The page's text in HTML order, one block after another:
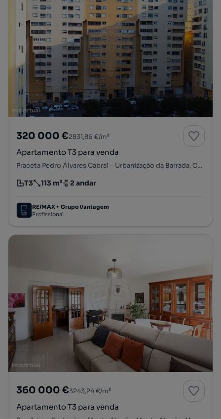
320 000 €2831,86 €/m²
Apartamento T3 para venda
Praceta Pedro Álvares Cabral - Urbanização da Barrada, Carregado e Cadafais, Alenquer, Lisboa
Tipologia
T3
Preço por metro quadrado
113 m²
Andar 2 andar
RE/MAX + Grupo Vantagem
Profissional
360 000 €3243,24 €/m²
Apartamento T3 para venda